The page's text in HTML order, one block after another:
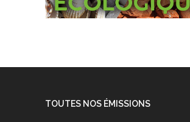
TOUTES NOS ÉMISSIONS